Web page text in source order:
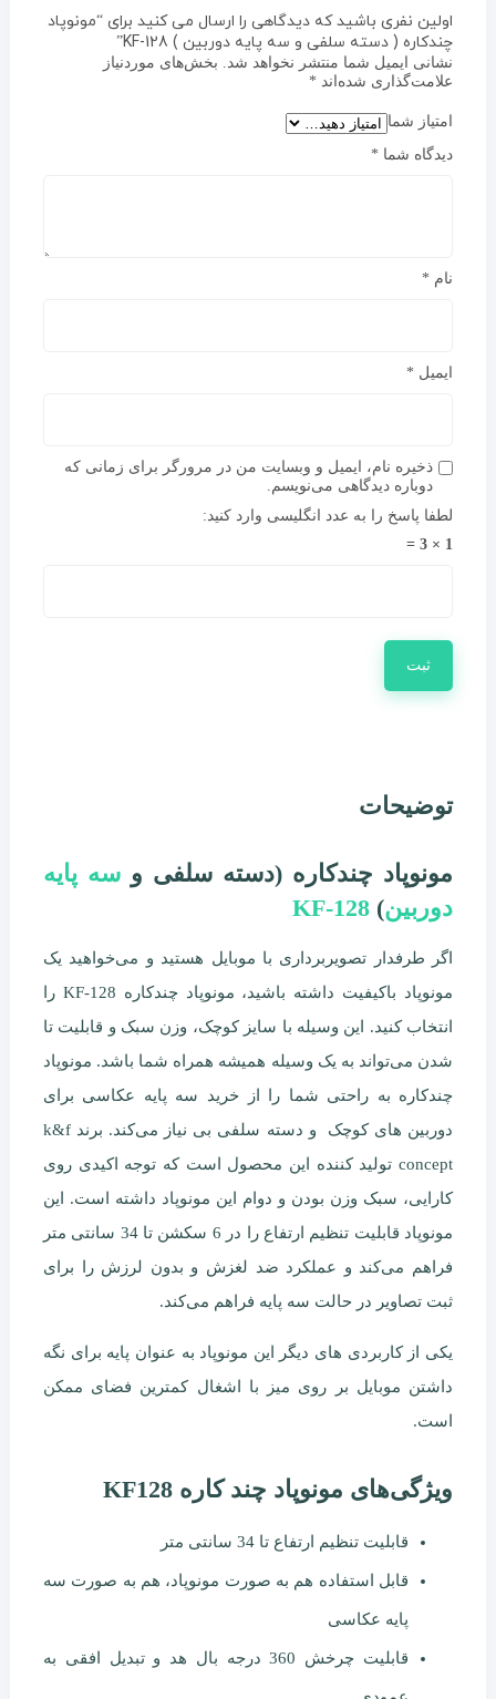
توضیحات
مونوپاد چندکاره (دسته سلفی وسه پایه
دوربین)
KF-128
اگر طرفدار تصویربرداری با موبایل هستید و می‌خواهید یک
مونوپاد باکیفیت داشته باشید، مونوپاد چندکاره KF-128 را
انتخاب کنید. این وسیله با سایز کوچک، وزن سبک و قابلیت تا
شدن می‌تواند به یک وسیله همیشه همراه شما باشد. مونوپاد
چندکاره به راحتی شما را از خرید سه پایه عکاسی برای
دوربین های کوچک و دسته سلفی بی نیاز می‌کند. برند k&f
concept تولید کننده این محصول است که توجه اکیدی روی
کارایی، سبک وزن بودن و دوام این مونوپاد داشته است. این
مونوپاد قابلیت تنظیم ارتفاع را در 6 سکشن تا 34 سانتی متر
فراهم می‌کند و عملکرد ضد لغزش و بدون لرزش را برای
ثبت تصاویر در حالت سه پایه فراهم می‌کند.
یکی از کاربردی های دیگر این مونوپاد به عنوان پایه برای نگه
داشتن موبایل بر روی میز با اشغال کمترین فضای ممکن
است.
ویژگی‌های مونوپاد چند کاره KF128
قابلیت تنظیم ارتفاع تا 34 سانتی متر
قابل استفاده هم به صورت مونوپاد، هم به صورت سه
پایه عکاسی
قابلیت چرخش 360 درجه بال هد و تبدیل افقی به
اولین نفری باشید که دیدگاهی را ارسال می کنید برای “مونوپاد
چندکاره ( دسته سلفی و سه پایه دوربین ) KF-128”
نشانی ایمیل شما منتشر نخواهد شد.
بخش‌های موردنیاز
علامت‌گذاری شده‌اند *
امتیاز شما
دیدگاه شما *
نام *
ایمیل *
ذخیره نام، ایمیل و وبسایت من در مرورگر برای زمانی که
دوباره دیدگاهی می‌نویسم.
لطفا پاسخ را به عدد انگلیسی وارد کنید:
1 × 3 =